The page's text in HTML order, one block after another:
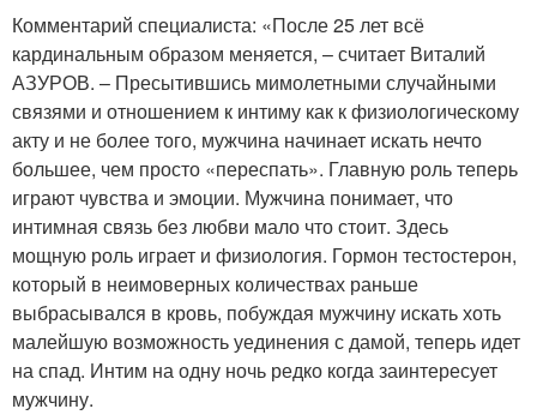
Комментарий специалиста: «После 25 лет всё
кардинальным образом меняется, – считает Виталий
АЗУРОВ. – Пресытившись мимолетными случайными
связями и отношением к интиму как к физиологическому
акту и не более того, мужчина начинает искать нечто
большее, чем просто «переспать». Главную роль теперь
играют чувства и эмоции. Мужчина понимает, что
интимная связь без любви мало что стоит. Здесь
мощную роль играет и физиология. Гормон тестостерон,
который в неимоверных количествах раньше
выбрасывался в кровь, побуждая мужчину искать хоть
малейшую возможность уединения с дамой, теперь идет
на спад. Интим на одну ночь редко когда заинтересует
мужчину.